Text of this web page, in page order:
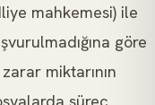
mahkemesi) ile
göre
miktarının
süreç